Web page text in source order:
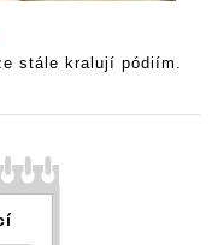
stále kralují pódiím.